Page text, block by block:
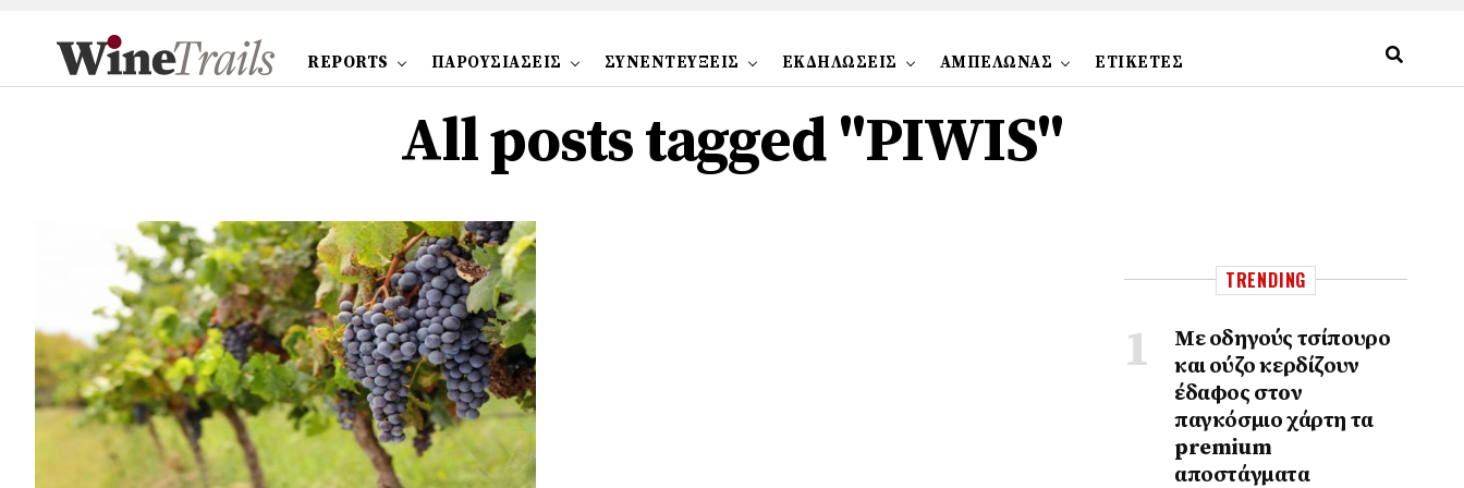
REPORTS ΠΑΡΟΥΣΙΑΣΕΙΣ ΣΥΝΕΝΤΕΥΞΕΙΣ ΕΚΔΗΛΩΣΕΙΣ ΑΜΠΕΛΩΝΑΣ ΕΤΙΚΕΤΕΣ
All posts tagged "PIWIS"
TRENDING
Με οδηγούς τσίπουρο
και ούζο κερδίζουν
έδαφος στoν
παγκόσμιο χάρτη τα
premium
αποστάγματα